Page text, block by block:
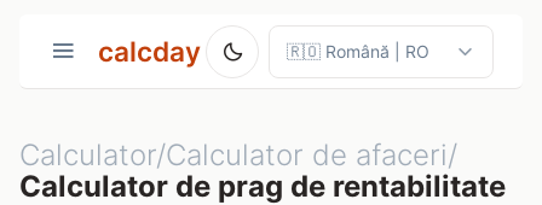
calcday
Calculator/Calculator de afaceri/
Calculator de prag de rentabilitate